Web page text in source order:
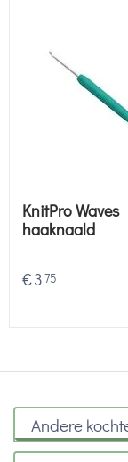
KnitPro Waves
haaknaald
€375
Andere